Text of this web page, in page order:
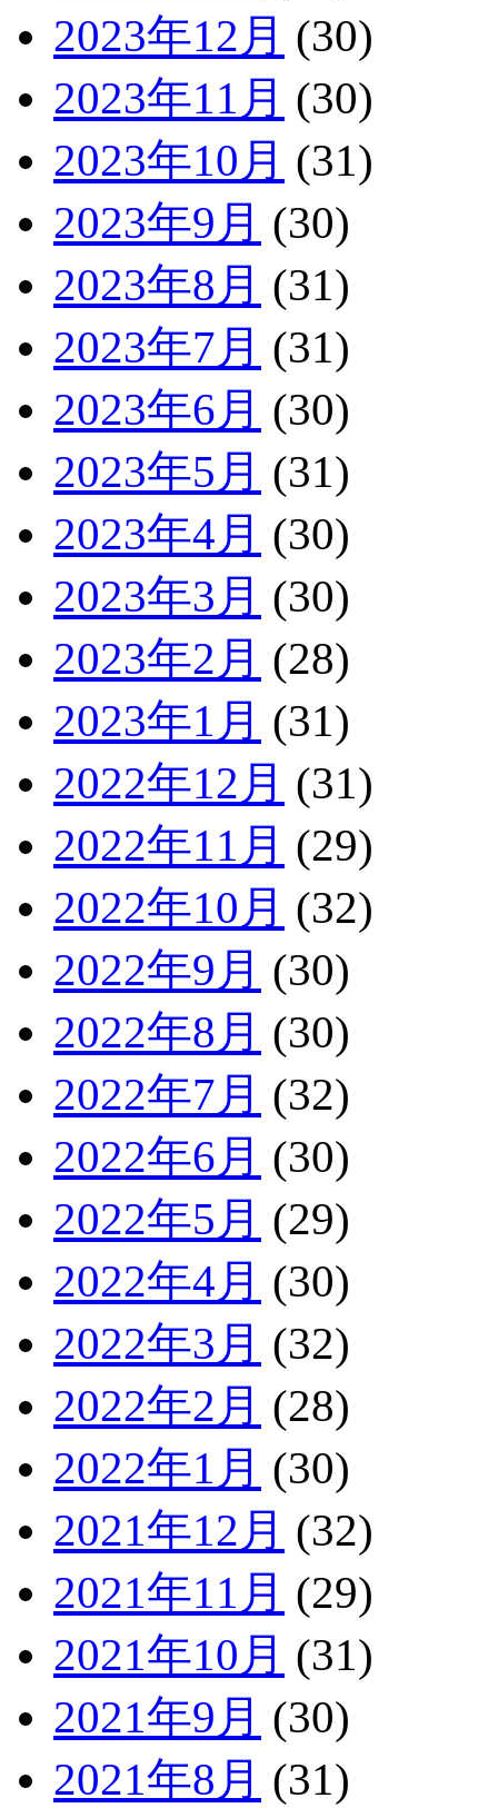
2023年12月 (30)
2023年11月 (30)
2023年10月 (31)
2023年9月 (30)
2023年8月 (31)
2023年7月 (31)
2023年6月 (30)
2023年5月 (31)
2023年4月 (30)
2023年3月 (30)
2023年2月 (28)
2023年1月 (31)
2022年12月 (31)
2022年11月 (29)
2022年10月 (32)
2022年9月 (30)
2022年8月 (30)
2022年7月 (32)
2022年6月 (30)
2022年5月 (29)
2022年4月 (30)
2022年3月 (32)
2022年2月 (28)
2022年1月 (30)
2021年12月 (32)
2021年11月 (29)
2021年10月 (31)
2021年9月 (30)
2021年8月 (31)